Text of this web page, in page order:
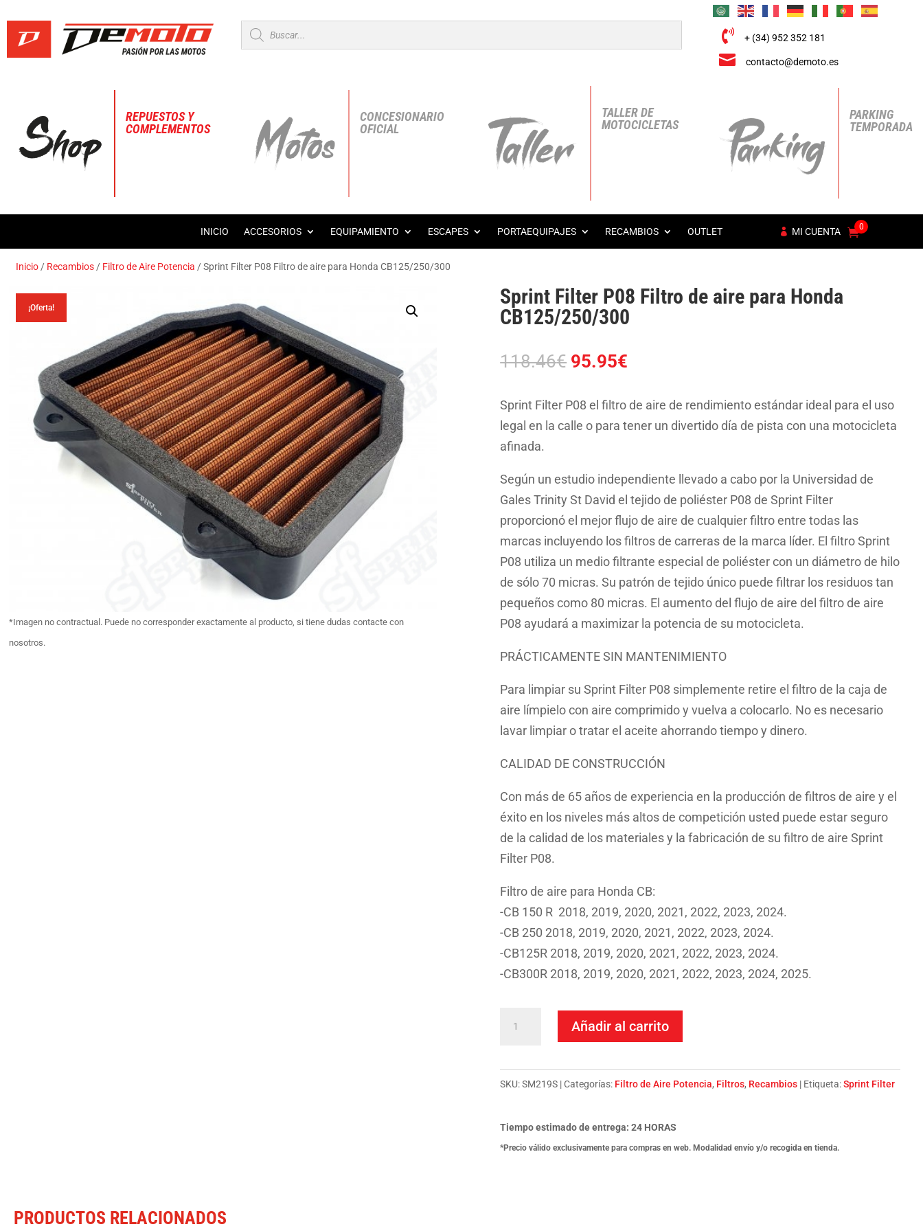
Búsqueda
de
productos
 + (34) 952 352 181
 contacto@demoto.es
REPUESTOS Y
COMPLEMENTOS
CONCESIONARIO
OFICIAL
TALLER DE
MOTOCICLETAS
PARKING
TEMPORADA
INICIO ACCESORIOS EQUIPAMIENTO ESCAPES PORTAEQUIPAJES RECAMBIOS OUTLET MI CUENTA 0
Inicio / Recambios / Filtro de Aire Potencia / Sprint Filter P08 Filtro de aire para Honda CB125/250/300
¡Oferta!
*Imagen no contractual. Puede no corresponder exactamente al producto, si tiene dudas contacte con
nosotros.
Sprint Filter P08 Filtro de aire para Honda
CB125/250/300
118.46€ El
original
era:
95.95€
actual
es:
Sprint Filter P08 el filtro de aire de rendimiento estándar ideal para el uso
legal en la calle o para tener un divertido día de pista con una motocicleta
afinada.
Según un estudio independiente llevado a cabo por la Universidad de
Gales Trinity St David el tejido de poliéster P08 de Sprint Filter
proporcionó el mejor flujo de aire de cualquier filtro entre todas las
marcas incluyendo los filtros de carreras de la marca líder. El filtro Sprint
P08 utiliza un medio filtrante especial de poliéster con un diámetro de hilo
de sólo 70 micras. Su patrón de tejido único puede filtrar los residuos tan
pequeños como 80 micras. El aumento del flujo de aire del filtro de aire
P08 ayudará a maximizar la potencia de su motocicleta.
PRÁCTICAMENTE SIN MANTENIMIENTO
Para limpiar su Sprint Filter P08 simplemente retire el filtro de la caja de
aire límpielo con aire comprimido y vuelva a colocarlo. No es necesario
lavar limpiar o tratar el aceite ahorrando tiempo y dinero.
CALIDAD DE CONSTRUCCIÓN
Con más de 65 años de experiencia en la producción de filtros de aire y el
éxito en los niveles más altos de competición usted puede estar seguro
de la calidad de los materiales y la fabricación de su filtro de aire Sprint
Filter P08.
Filtro de aire para Honda CB:
-CB 150 R 2018, 2019, 2020, 2021, 2022, 2023, 2024.
-CB 250 2018, 2019, 2020, 2021, 2022, 2023, 2024.
-CB125R 2018, 2019, 2020, 2021, 2022, 2023, 2024.
-CB300R 2018, 2019, 2020, 2021, 2022, 2023, 2024, 2025.
Filtro
aire
para
Añadir al carrito
SKU:SM219S Categorías: Filtro de Aire Potencia, Filtros, Recambios Etiqueta:Sprint Filter
Tiempo estimado de entrega: 24 HORAS
*Precio válido exclusivamente para compras en web. Modalidad envío y/o recogida en tienda.
PRODUCTOS RELACIONADOS